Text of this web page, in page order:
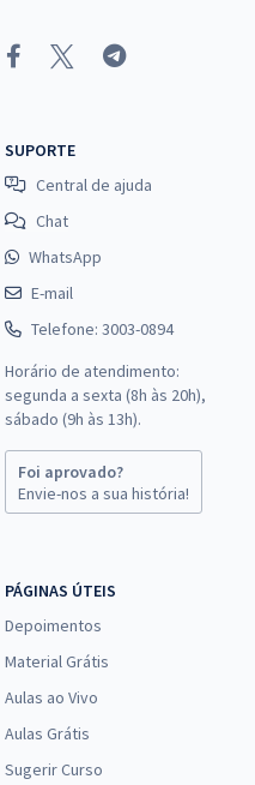
SUPORTE
Central de ajuda
Chat
WhatsApp
E-mail
Telefone: 3003-0894
Horário de atendimento:
segunda a sexta (8h às 20h),
sábado (9h às 13h).
Foi aprovado?
Envie-nos a sua história!
PÁGINAS ÚTEIS
Depoimentos
Material Grátis
Aulas ao Vivo
Aulas Grátis
Sugerir Curso